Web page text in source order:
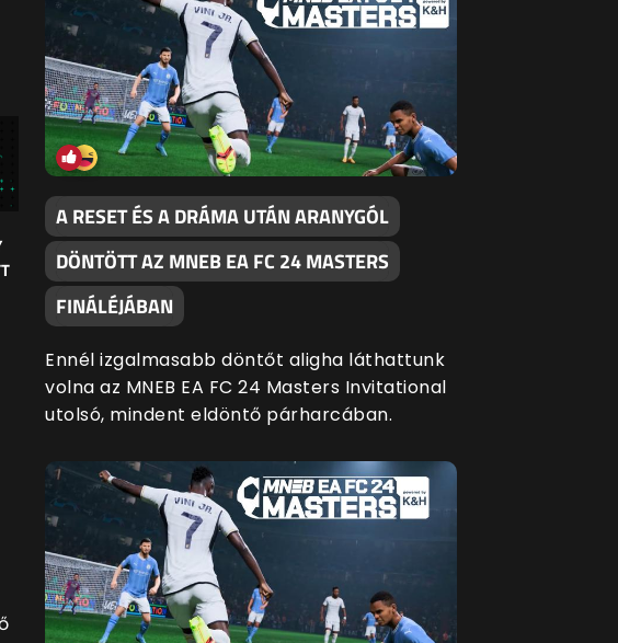
A RESET ÉS A DRÁMA UTÁN ARANYGÓL
DÖNTÖTT AZ MNEB EA FC 24 MASTERS
FINÁLÉJÁBAN
Ennél izgalmasabb döntőt aligha láthattunk
volna az MNEB EA FC 24 Masters Invitational
utolsó, mindent eldöntő párharcában.